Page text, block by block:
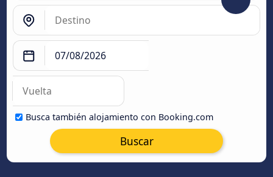
Busca también alojamiento con Booking.com
Buscar